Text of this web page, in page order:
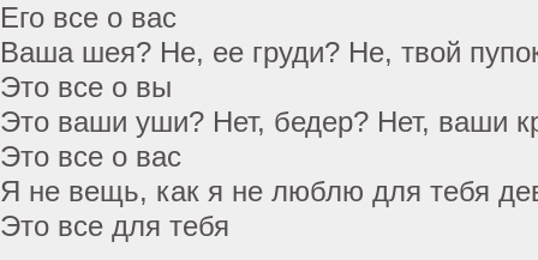
Его все о вас
Ваша шея? Не, ее груди? Не, твой
Это все о вы
Это ваши уши? Нет, бедер? Нет, ваши
Это все о вас
Я не вещь, как я не люблю для тебя
Это все для тебя